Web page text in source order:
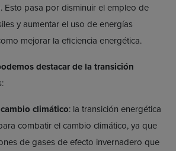
Esto pasa por disminuir el empleo de
y aumentar el uso de energías
mejorar la eficiencia energética.
destacar de la transición
climático: la transición energética
combatir el cambio climático, ya que
de gases de efecto invernadero que